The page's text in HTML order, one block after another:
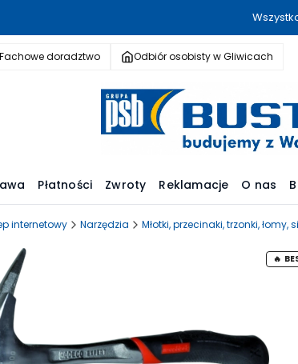
Fachowe doradztwo Odbiór osobisty w Gliwicach
Płatności Zwroty Reklamacje O nas
internetowy Narzędzia Młotki, przecinaki, trzonki, łomy,